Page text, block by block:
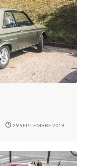
29 SEPTEMBRE 2018